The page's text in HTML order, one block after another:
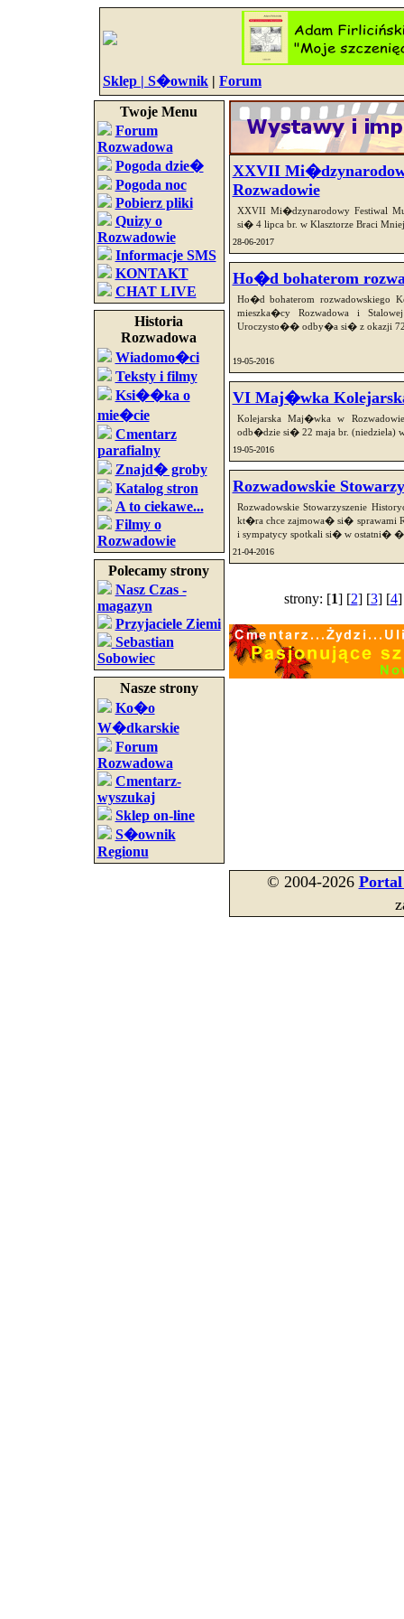
Sklep | S�ownik | Forum
Twoje Menu
Forum
Rozwadowa
Pogoda dzie�
Pogoda noc
Pobierz pliki
Quizy o
Rozwadowie
Informacje SMS
KONTAKT
CHAT LIVE
Historia
Rozwadowa
Wiadomo�ci
Teksty i filmy
Ksi��ka o
mie�cie
Cmentarz
parafialny
Znajd� groby
Katalog stron
A to ciekawe...
Filmy o
Rozwadowie
Polecamy strony
Nasz Czas -
magazyn
Przyjaciele Ziemi
Sebastian
Sobowiec
Nasze strony
Ko�o
W�dkarskie
Forum
Rozwadowa
Cmentarz-
wyszukaj
Sklep on-line
S�ownik
Regionu
XXVII
Rozwadowie
XXVII Mi�dzynarodowy Festiwal
si� 4 lipca br. w Klasztorze Braci
28-06-2017
Ho�d bohaterom
Ho�d bohaterom rozwadowskiego
mieszka�cy Rozwadowa i
Uroczysto�� odby�a si� z okazji
19-05-2016
VI Maj�wka
Kolejarska Maj�wka w
odb�dzie si� 22 maja br. (niedziela)
19-05-2016
Rozwadowskie
Rozwadowskie Stowarzyszenie
kt�ra chce zajmowa� si� sprawami
i sympatycy spotkali si� w ostatni�
21-04-2016
strony: [1] [2] [3] [4]
© 2004-2026